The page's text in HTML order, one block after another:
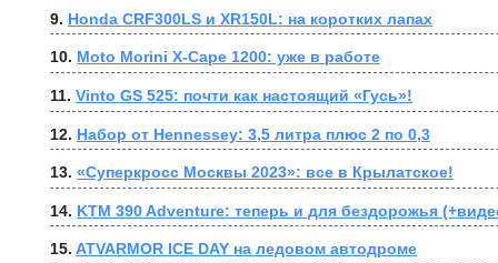
9. Honda CRF300LS и XR150L: на коротких лапах
10. Moto Morini X-Cape 1200: уже в работе
11. Vinto GS 525: почти как настоящий «Гусь»!
12. Набор от Hennessey: 3,5 литра плюс 2 по 0,3
13. «Суперкросс Москвы 2023»: все в Крылатское!
14. KTM 390 Adventure: теперь и для бездорожья
15. ATVARMOR ICE DAY на ледовом автодроме